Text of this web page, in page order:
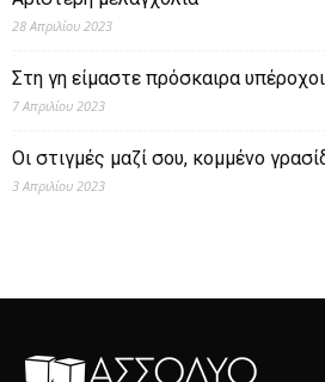
28 Απριλίου 2023
Στη γη είμαστε πρόσκαιρα υπέροχοι
7 Απριλίου 2023
Οι στιγμές μαζί σου, κομμένο
3 Απριλίου 2023